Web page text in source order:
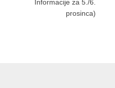
Informacije za 5./6.
prosinca)